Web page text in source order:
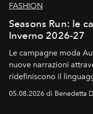
FASHION
Seasons Run: le
Inverno 2026-27
Le campagne moda
nuove narrazioni
ridefiniscono il
contemporanea e
05.08.2026 di Benedetta